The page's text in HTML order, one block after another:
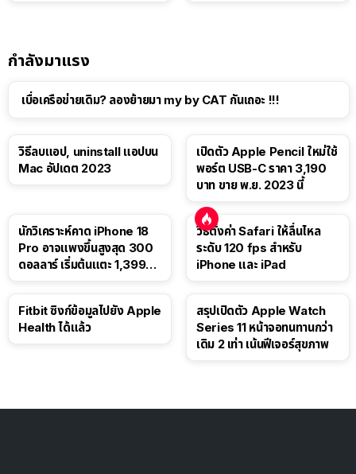
กำลังมาแรง
เบื่อเครือข่ายเดิม? ลองย้ายมา my by CAT กันเถอะ !!!
วิธีลบแอป, uninstall แอปบน
Mac อัปเดต 2023
เปิดตัว Apple Pencil ใหม่ใช้
พอร์ต USB-C ราคา 3,190
บาท ขาย พ.ย. 2023 นี้
นักวิเคราะห์คาด iPhone 18
Pro อาจแพงขึ้นสูงสุด 300
ดอลลาร์ เริ่มต้นแตะ 1,399
วิธีตั้งค่า Safari ให้ลื่นไหล
ระดับ 120 fps สำหรับ
iPhone และ iPad
Fitbit ซิงก์ข้อมูลไปยัง Apple
Health ได้แล้ว
สรุปเปิดตัว Apple Watch
Series 11 หน้าจอทนทานกว่า
เดิม 2 เท่า เน้นฟีเจอร์สุขภาพ